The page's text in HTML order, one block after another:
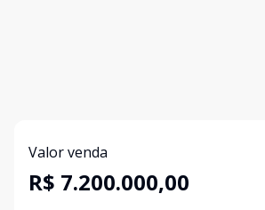
Valor venda
R$ 7.200.000,00